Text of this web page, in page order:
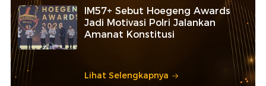
IM57+ Sebut Hoegeng Awards
Jadi Motivasi Polri Jalankan
Amanat Konstitusi
Lihat Selengkapnya